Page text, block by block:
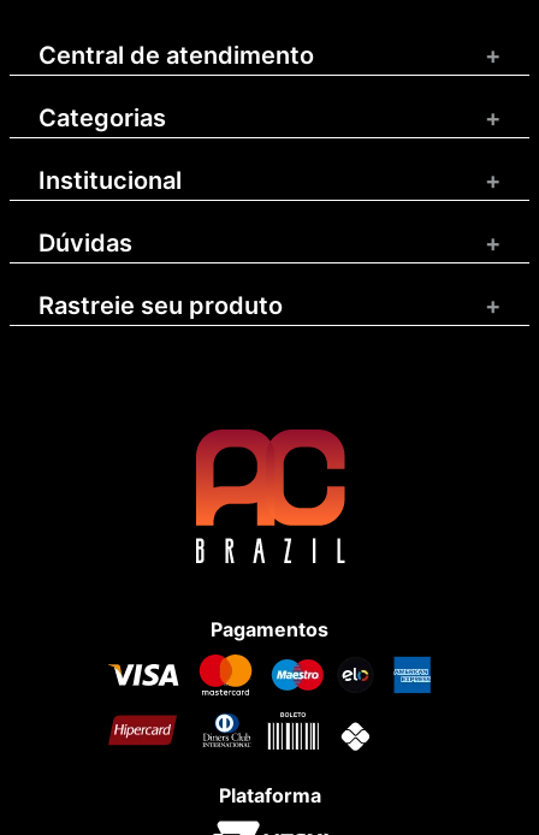
Central de atendimento +
Categorias +
Institucional +
Dúvidas +
Rastreie seu produto +
Pagamentos
Plataforma